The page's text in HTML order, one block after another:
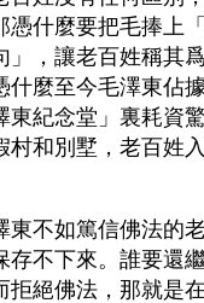
憑什麼要把毛捧上
」，讓老百姓稱其
什麼至今毛澤東佔
東紀念堂」裏耗資
村和別墅，老百姓
東不如篤信佛法的
存不下來。誰要還
拒絕佛法，那就是